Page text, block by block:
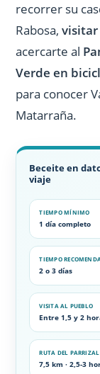
recorrer su
Rabosa,visitar
acercarte al
Verde en
para conocer
Matarraña.
Beceite en
viaje
TIEMPO MÍNIMO
1 día completo
TIEMPO
2 o 3 días
VISITA AL PUEBLO
Entre 1,5 y 2
RUTA DEL PARRIZAL
7,5 km · 2,5-3